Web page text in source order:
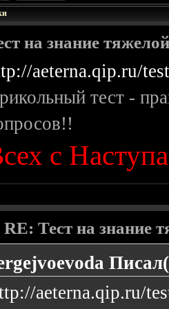
на знание
aeterna.qip.ru/
тест -
с
RE: Тест на знание
aeterna.qip.ru/